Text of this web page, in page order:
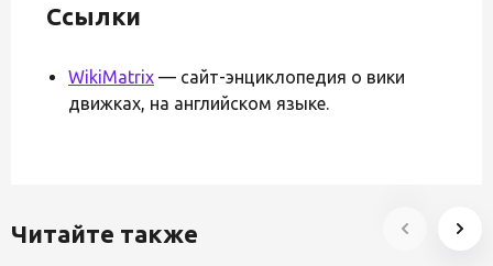
Ссылки
WikiMatrix — сайт-энциклопедия о вики
движках, на английском языке.
Читайте также